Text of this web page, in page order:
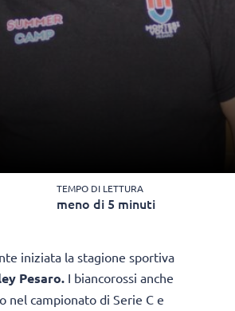
TEMPO DI LETTURA
meno di 5 minuti
iniziata la stagione sportiva
Pesaro. I biancorossi anche
nel campionato di Serie C e